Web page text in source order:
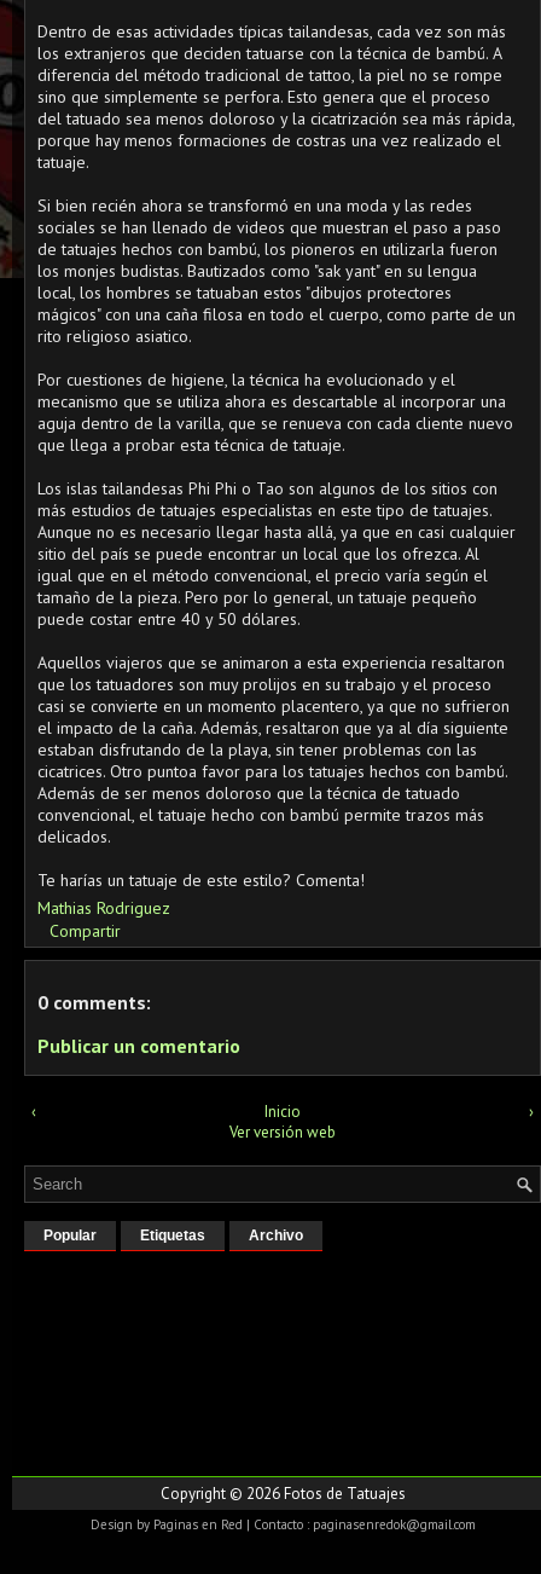
Dentro de esas actividades típicas tailandesas, cada vez son más
los extranjeros que deciden tatuarse con la técnica de bambú. A
diferencia del método tradicional de tattoo, la piel no se rompe
sino que simplemente se perfora. Esto genera que el proceso
del tatuado sea menos doloroso y la cicatrización sea más rápida,
porque hay menos formaciones de costras una vez realizado el
tatuaje.
Si bien recién ahora se transformó en una moda y las redes
sociales se han llenado de videos que muestran el paso a paso
de tatuajes hechos con bambú, los pioneros en utilizarla fueron
los monjes budistas. Bautizados como "sak yant" en su lengua
local, los hombres se tatuaban estos "dibujos protectores
mágicos" con una caña filosa en todo el cuerpo, como parte de un
rito religioso asiatico.
Por cuestiones de higiene, la técnica ha evolucionado y el
mecanismo que se utiliza ahora es descartable al incorporar una
aguja dentro de la varilla, que se renueva con cada cliente nuevo
que llega a probar esta técnica de tatuaje.
Los islas tailandesas Phi Phi o Tao son algunos de los sitios con
más estudios de tatuajes especialistas en este tipo de tatuajes.
Aunque no es necesario llegar hasta allá, ya que en casi cualquier
sitio del país se puede encontrar un local que los ofrezca. Al
igual que en el método convencional, el precio varía según el
tamaño de la pieza. Pero por lo general, un tatuaje pequeño
puede costar entre 40 y 50 dólares.
Aquellos viajeros que se animaron a esta experiencia resaltaron
que los tatuadores son muy prolijos en su trabajo y el proceso
casi se convierte en un momento placentero, ya que no sufrieron
el impacto de la caña. Además, resaltaron que ya al día siguiente
estaban disfrutando de la playa, sin tener problemas con las
cicatrices. Otro puntoa favor para los tatuajes hechos con bambú.
Además de ser menos doloroso que la técnica de tatuado
convencional, el tatuaje hecho con bambú permite trazos más
delicados.
Te harías un tatuaje de este estilo? Comenta!
Mathias Rodriguez
Compartir
0 comments:
Publicar un comentario
‹ ›
Inicio
Ver versión web
Popular Etiquetas Archivo
Copyright © 2026Fotos de Tatuajes
Design by Paginas en Red | Contacto : paginasenredok@gmail.com